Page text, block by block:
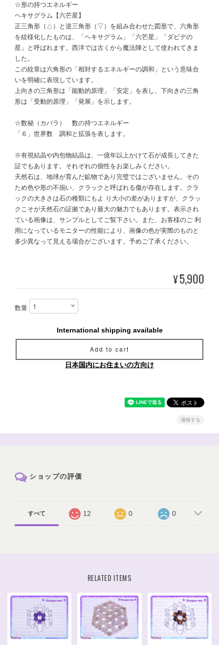
☆形の持つエネルギー
ヘキサグラム【六芒星】
正三角形（△）と逆三角形（▽）を組み合わせた図形で、六角形
を紋様化したものは、「ヘキサグラム」「六芒星」「ダビデの
星」と呼ばれます。西洋では古くから魔法陣として使われてきま
した。
この紋章は六角形の「相対するエネルギーの調和」という意味合
いを明確に表現しています。
上向きの三角形は「能動的原理」「安定」を表し、下向きの三角
形は「受動的原理」「発展」を示します。
☆数秘（カバラ） 数の持つエネルギー
「６」世界数 調和と拡張を表します。
※有視結晶や内包物結晶は、一億年以上かけて石が成長してきた
証でもあります。それぞれの個性をお楽しみください。
天然石は、地球が育んだ鉱物であり完璧ではございません。その
ため色や形の不揃い、クラックと呼ばれる傷が存在します。クラ
ックの大きさは石の種類にもよ り大小の差がありますが、クラッ
クこそが天然石の証拠であり最大の魅力でもあります。表示され
ている画像は、サンプルとしてご覧下さい。また、お客様のご 利
用になっているモニターの性能により、画像の色が実際のものと
多少異なって見える場合がございます。予めご了承ください。
¥5,900
数量
International shipping available
Add to cart
日本国内にお住まいの方向け
通報する
ショップの評価
すべて 12 0 0
RELATED ITEMS